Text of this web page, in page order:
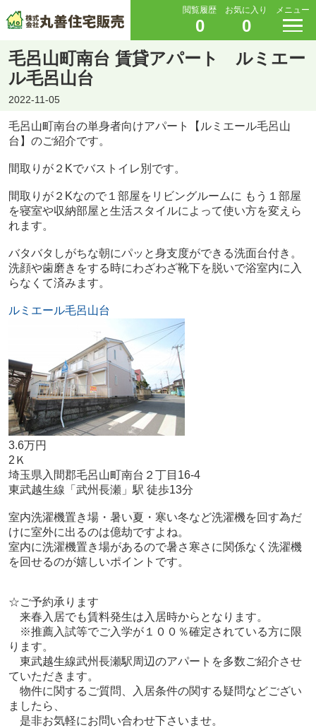
閲覧履歴
0
お気に入り
0
メニュー
毛呂山町南台 賃貸アパート ルミエー
ル毛呂山台
2022-11-05
毛呂山町南台の単身者向けアパート【ルミエール毛呂山
台】のご紹介です。
間取りが２Kでバストイレ別です。
間取りが２Kなので１部屋をリビングルームに もう１部屋
を寝室や収納部屋と生活スタイルによって使い方を変えら
れます。
バタバタしがちな朝にパッと身支度ができる洗面台付き。
洗顔や歯磨きをする時にわざわざ靴下を脱いで浴室内に入
らなくて済みます。
ルミエール毛呂山台
3.6万円
2Ｋ
埼玉県入間郡毛呂山町南台２丁目16-4
東武越生線「武州長瀬」駅 徒歩13分
室内洗濯機置き場・暑い夏・寒い冬など洗濯機を回す為だ
けに室外に出るのは億劫ですよね。
室内に洗濯機置き場があるので暑さ寒さに関係なく洗濯機
を回せるのが嬉しいポイントです。
☆ご予約承ります
来春入居でも賃料発生は入居時からとなります。
※推薦入試等でご入学が１００％確定されている方に限
ります。
東武越生線武州長瀬駅周辺のアパートを多数ご紹介させ
ていただきます。
物件に関するご質問、入居条件の関する疑問などござい
ましたら、
是非お気軽にお問い合わせ下さいませ。